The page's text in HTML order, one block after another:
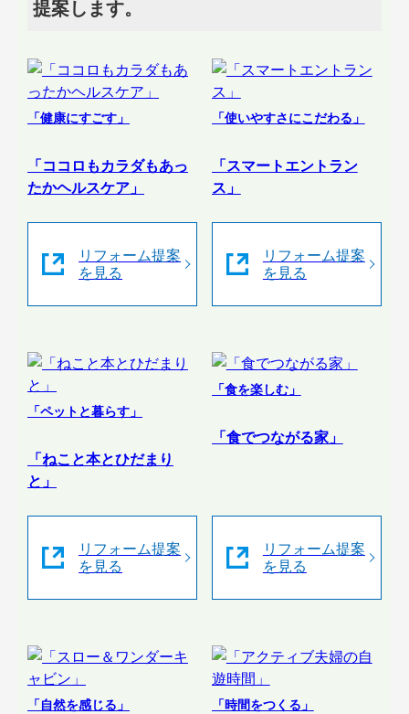
提案します。
「健康にすごす」
「ココロもカラダもあっ
たかヘルスケア」
リフォーム提案
を見る
「使いやすさにこだわる」
「スマートエントラン
ス」
リフォーム提案
を見る
「ペットと暮らす」
「ねこと本とひだまり
と」
リフォーム提案
を見る
「食を楽しむ」
「食でつながる家」
リフォーム提案
を見る
「自然を感じる」 「時間をつくる」